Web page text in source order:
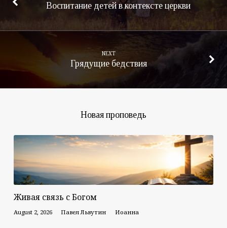
Воспитание детей в контексте церкви
NEXT
Грядущие бедствия
Новая проповедь
Живая связь с Богом
August 2, 2026 Павел Львутин Иоанна